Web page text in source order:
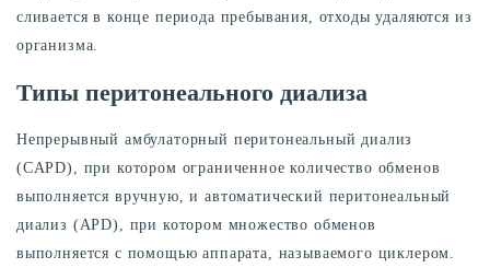
сливается в конце периода пребывания, отходы удаляются из
организма.
Типы перитонеального диализа
Непрерывный амбулаторный перитонеальный диализ
(CAPD), при котором ограниченное количество обменов
выполняется вручную, и автоматический перитонеальный
диализ (APD), при котором множество обменов
выполняется с помощью аппарата, называемого циклером.